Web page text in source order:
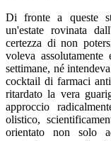
Di fronte a queste
un'estate rovinata
certezza di non
voleva
settimane, né
cocktail di farmaci
ritardato la vera
approccio
olistico,
orientato non solo